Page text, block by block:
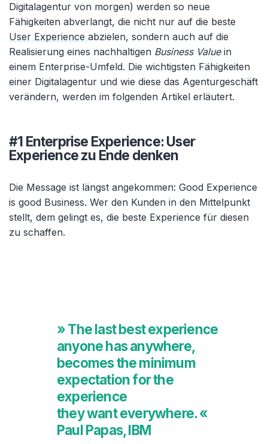
Digitalagentur von morgen) werden so neue
Fähigkeiten abverlangt, die nicht nur auf die beste
User Experience abzielen, sondern auch auf die
Realisierung eines nachhaltigen Business Valuein
einem Enterprise-Umfeld. Die wichtigsten Fähigkeiten
einer Digitalagentur und wie diese das Agenturgeschäft
verändern, werden im folgenden Artikel erläutert.
#1 Enterprise Experience: User
Experience zu Ende denken
Die Message ist längst angekommen: Good Experience
is good Business. Wer den Kunden in den Mittelpunkt
stellt, dem gelingt es, die beste Experience für diesen
zu schaffen.
» The last best experience
anyone has anywhere,
becomes the minimum
expectation for the
experience
they want everywhere. «
Paul Papas, IBM